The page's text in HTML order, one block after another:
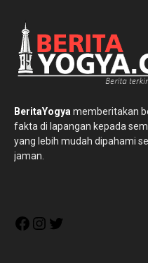
BeritaYogya memberitakan
fakta di lapangan kepada
yang lebih mudah dipahami
jaman.
FacebookInstagram